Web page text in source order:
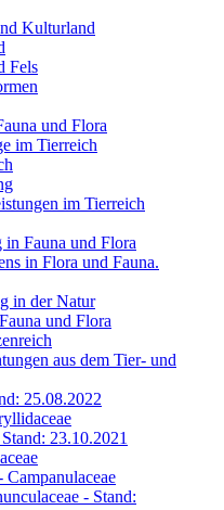
Kulturland
Fels
und Flora
im Tierreich
im Tierreich
in Fauna und Flora
in Flora und Fauna.
in der Natur
und Flora
aus dem Tier- und
25.08.2022
23.10.2021
- Stand: